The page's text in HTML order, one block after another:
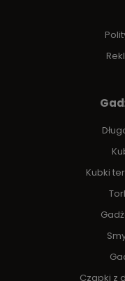
Kubki
Czapki z